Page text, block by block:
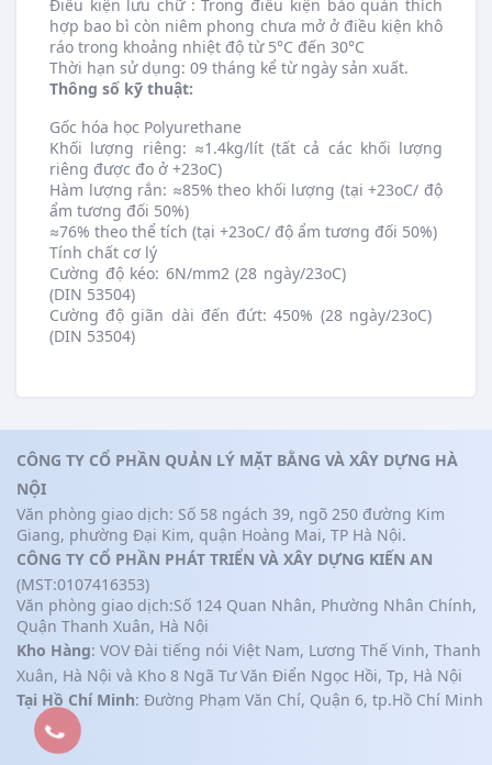
Điều kiện lưu chữ : Trong điều kiện bảo quản thích
hợp bao bì còn niêm phong chưa mở ở điều kiện khô
ráo trong khoảng nhiệt độ từ 5°C đến 30°C
Thời hạn sử dụng: 09 tháng kể từ ngày sản xuất.
Thông số kỹ thuật:
Gốc hóa học Polyurethane
Khối lượng riêng: ≈1.4kg/lít (tất cả các khối lượng
riêng được đo ở +23oC)
Hàm lượng rắn: ≈85% theo khối lượng (tại +23oC/ độ
ẩm tương đối 50%)
≈76% theo thể tích (tại +23oC/ độ ẩm tương đối 50%)
Tính chất cơ lý
Cường độ kéo: 6N/mm2 (28 ngày/23oC)
(DIN 53504)
Cường độ giãn dài đến đứt: 450% (28 ngày/23oC)
(DIN 53504)
CÔNG TY CỔ PHẦN QUẢN LÝ MẶT BẰNG VÀ XÂY DỰNG HÀ
NỘI
Văn phòng giao dịch: Số 58 ngách 39, ngõ 250 đường Kim
Giang, phường Đại Kim, quận Hoàng Mai, TP Hà Nội.
CÔNG TY CỔ PHẦN PHÁT TRIỂN VÀ XÂY DỰNG KIẾN AN
(MST:0107416353)
Văn phòng giao dịch:Số 124 Quan Nhân, Phường Nhân Chính,
Quận Thanh Xuân, Hà Nội
Kho Hàng: VOV Đài tiếng nói Việt Nam, Lương Thế Vinh, Thanh
Xuân, Hà Nội và Kho 8 Ngã Tư Văn Điển Ngọc Hồi, Tp, Hà Nội
Tại Hồ Chí Minh: Đường Phạm Văn Chí, Quận 6, tp.Hồ Chí Minh